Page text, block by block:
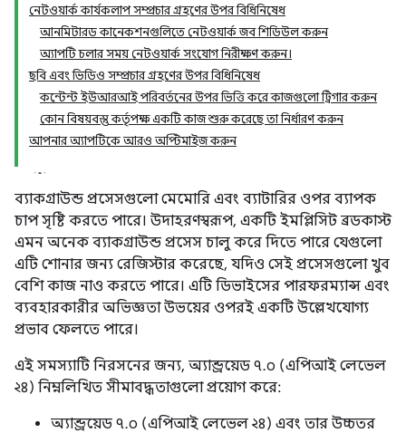
নেটওয়ার্ক কার্যকলাপ সম্প্রচার গ্রহণের উপর বিধিনিষেধ
আনমিটারড কানেকশনগুলিতে নেটওয়ার্ক জব শিডিউল করুন
অ্যাপটি চলার সময় নেটওয়ার্ক সংযোগ নিরীক্ষণ করুন।
ছবি এবং ভিডিও সম্প্রচার গ্রহণের উপর বিধিনিষেধ
কন্টেন্ট ইউআরআই পরিবর্তনের উপর ভিত্তি করে কাজগুলো ট্রিগার করুন
কোন বিষয়বস্তু কর্তৃপক্ষ একটি কাজ শুরু করেছে তা নির্ধারণ করুন
আপনার অ্যাপটিকে আরও অপ্টিমাইজ করুন
ব্যাকগ্রাউন্ড প্রসেসগুলো মেমোরি এবং ব্যাটারির ওপর ব্যাপক
চাপ সৃষ্টি করতে পারে। উদাহরণস্বরূপ, একটি ইমপ্লিসিট ব্রডকাস্ট
এমন অনেক ব্যাকগ্রাউন্ড প্রসেস চালু করে দিতে পারে যেগুলো
এটি শোনার জন্য রেজিস্টার করেছে, যদিও সেই প্রসেসগুলো খুব
বেশি কাজ নাও করতে পারে। এটি ডিভাইসের পারফরম্যান্স এবং
ব্যবহারকারীর অভিজ্ঞতা উভয়ের ওপরই একটি উল্লেখযোগ্য
প্রভাব ফেলতে পারে।
এই সমস্যাটি নিরসনের জন্য, অ্যান্ড্রয়েড ৭.০ (এপিআই লেভেল
২৪) নিম্নলিখিত সীমাবদ্ধতাগুলো প্রয়োগ করে:
অ্যান্ড্রয়েড ৭.০ (এপিআই লেভেল ২৪) এবং তার উচ্চতর